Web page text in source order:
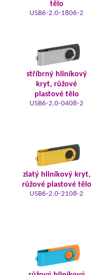
tělo
USB6-2.0-1806-2
stříbrný hliníkový
kryt, růžové
plastové tělo
USB6-2.0-0408-2
zlatý hliníkový kryt,
růžové plastové tělo
USB6-2.0-2108-2